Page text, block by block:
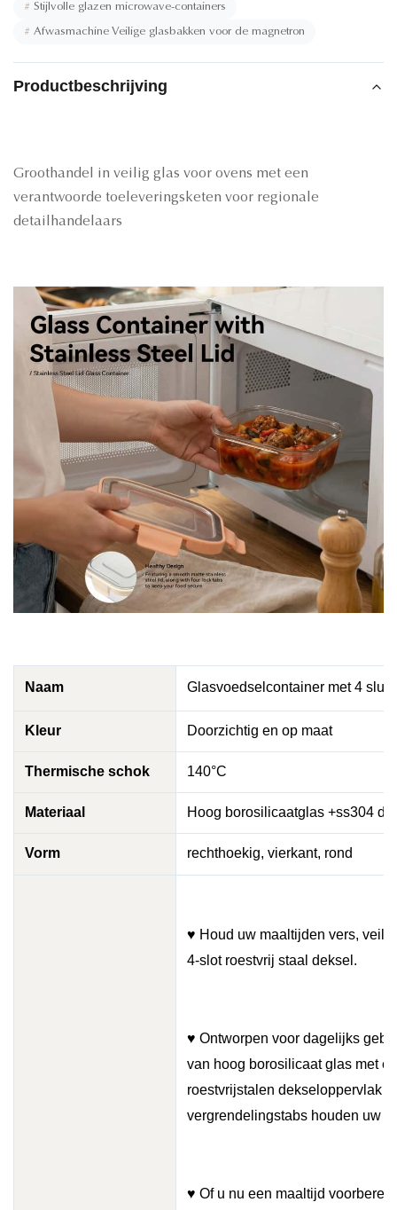
# Stijlvolle glazen microwave-containers
# Afwasmachine Veilige glasbakken voor de magnetron
Productbeschrijving
Groothandel in veilig glas voor ovens met een
verantwoorde toeleveringsketen voor regionale
detailhandelaars
Naam Glasvoedselcontainer met 4
Kleur Doorzichtig en op maat
Thermische schok 140°C
Materiaal Hoog borosilicaatglas +ss304
Vorm rechthoekig, vierkant, rond
♥ Houd uw maaltijden vers,
4-slot roestvrij staal deksel.
♥ Ontworpen voor dagelijks
van hoog borosilicaat glas met
roestvrijstalen dekseloppervlak
vergrendelingstabs houden uw
♥ Of u nu een maaltijd